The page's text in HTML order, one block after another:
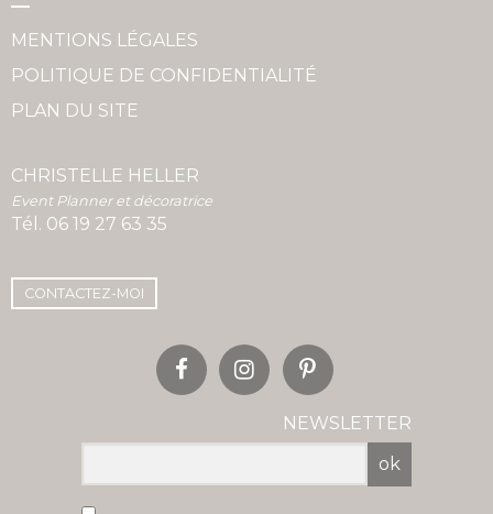
MENTIONS LÉGALES
POLITIQUE DE CONFIDENTIALITÉ
PLAN DU SITE
CHRISTELLE HELLER
Event Planner et décoratrice
Tél. 06 19 27 63 35
CONTACTEZ-MOI
NEWSLETTER
ok